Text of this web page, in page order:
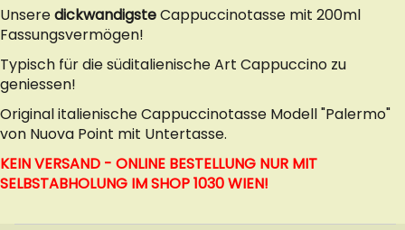
UnseredickwandigsteCappuccinotasse mit 200ml
Fassungsvermögen!
Typisch für die süditalienische Art Cappuccino zu
geniessen!
Original italienische Cappuccinotasse Modell "Palermo"
von Nuova Point mit Untertasse.
KEIN VERSAND - ONLINE BESTELLUNG NUR MIT
SELBSTABHOLUNG IMSHOP 1030 WIEN!